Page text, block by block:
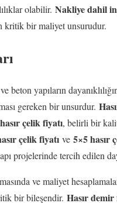
olabilir. Nakliye dahil
kritik bir maliyet unsurudur.
beton yapıların
gereken bir unsurdur.
çelik fiyatı, belirli bir
çelik fiyatı ve 5×5 hasır
projelerinde tercih edilen
ve maliyet
bir bileşendir. Hasır demir